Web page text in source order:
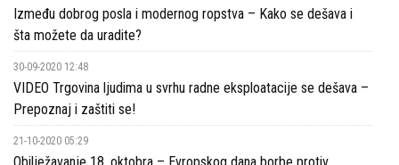
Između dobrog posla i modernog ropstva – Kako se dešava i
šta možete da uradite?
30-09-2020 12:48
VIDEO Trgovina ljudima u svrhu radne eksploatacije se dešava –
Prepoznaj i zaštiti se!
21-10-2020 05:29